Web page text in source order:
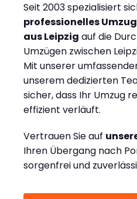
Seit 2003 spezialisiert
professionelles
aus Leipzig auf die
Umzügen zwischen
Mit unserer
unserem dedizierten
sicher, dass Ihr Umzug
effizient verläuft.
Vertrauen Sie auf
Ihren Übergang nach
sorgenfrei und